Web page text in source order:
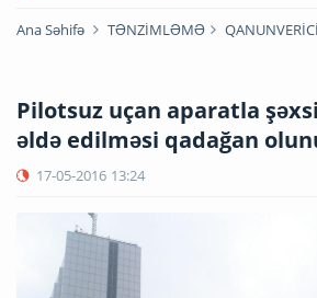
Ana Səhifə TƏNZİMLƏMƏ
Pilotsuz uçan aparatla
əldə edilməsi qadağan
17-05-2016 13:24